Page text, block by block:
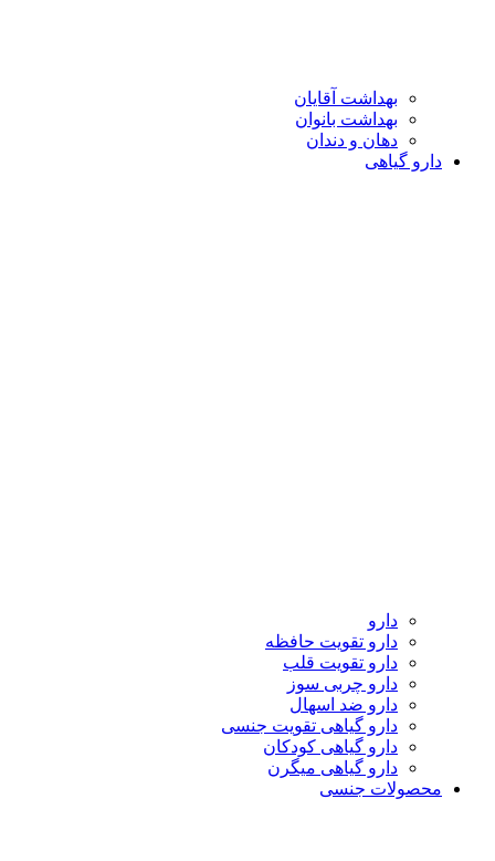
بهداشت آقایان
بهداشت بانوان
دهان و دندان
دارو گیاهی
دارو
دارو تقویت حافظه
دارو تقویت قلب
دارو چربی سوز
دارو ضد اسهال
دارو گیاهی تقویت جنسی
دارو گیاهی کودکان
دارو گیاهی میگرن
محصولات جنسی